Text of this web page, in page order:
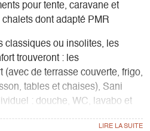
pour tente, caravane et
dont adapté PMR
classiques ou insolites, les
trouveront : les
(avec de terrasse couverte, frigo,
tables et chaises), Sani
: douche, WC, lavabo et